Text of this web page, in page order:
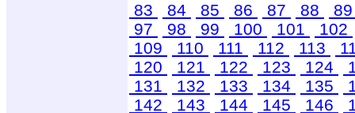
83
84 85 86 87 88
97
98 99 100 101
102
109
110 111 112 113
120
121 122 123 124
131
132 133 134 135
142
143 144 145 146